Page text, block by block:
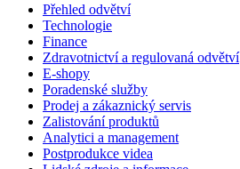
Přehled odvětví
Technologie
Finance
Zdravotnictví a regulovaná odvětví
E-shopy
Poradenské služby
Prodej a zákaznický servis
Zalistování produktů
Analytici a management
Postprodukce videa